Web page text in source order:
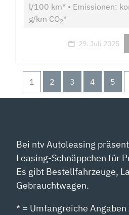
l/100 km* • Emissionen:
g/km CO2*
29. Juli 2025
1 2 3 4 5
Bei ntv Autoleasing
Leasing-Schnäppchen für
Es gibt Bestellfahrzeuge,
Gebrauchtwagen.
* = Umfangreiche